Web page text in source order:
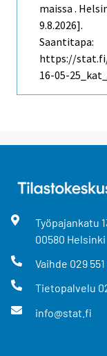
maissa .
9.8.2026].
Saantitapa:
https://
16-05-
Työpajankatu
00580 Helsinki
Vaihde 029
Tietopalvelu
info@stat.fi